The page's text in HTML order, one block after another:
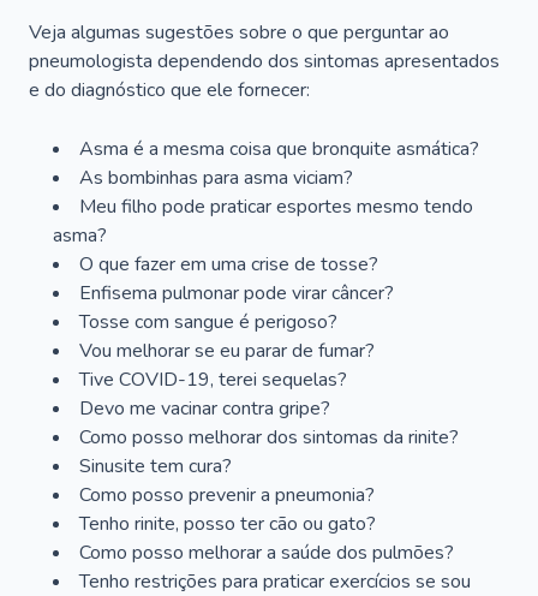
Veja algumas sugestões sobre o que perguntar ao
pneumologista dependendo dos sintomas apresentados
e do diagnóstico que ele fornecer:
Asma é a mesma coisa que bronquite asmática?
As bombinhas para asma viciam?
Meu filho pode praticar esportes mesmo tendo
asma?
O que fazer em uma crise de tosse?
Enfisema pulmonar pode virar câncer?
Tosse com sangue é perigoso?
Vou melhorar se eu parar de fumar?
Tive COVID-19, terei sequelas?
Devo me vacinar contra gripe?
Como posso melhorar dos sintomas da rinite?
Sinusite tem cura?
Como posso prevenir a pneumonia?
Tenho rinite, posso ter cão ou gato?
Como posso melhorar a saúde dos pulmões?
Tenho restrições para praticar exercícios se sou